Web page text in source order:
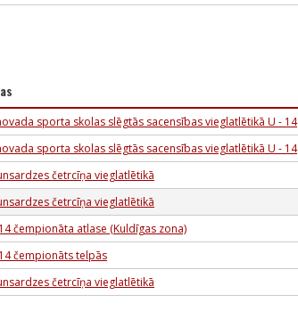
sporta skolas slēgtās sacensības vieglatlētikā U - 14
sporta skolas slēgtās sacensības vieglatlētikā U - 14
četrcīņa vieglatlētikā
četrcīņa vieglatlētikā
čempionāta atlase (Kuldīgas zona)
čempionāts telpās
četrcīņa vieglatlētikā